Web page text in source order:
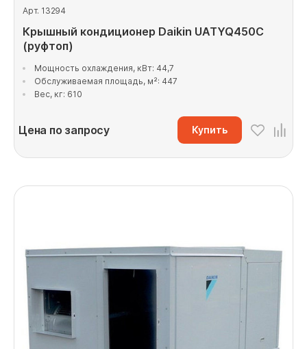
Арт. 13294
Крышный кондиционер Daikin UATYQ450C
(руфтоп)
Мощность охлаждения, кВт: 44,7
Обслуживаемая площадь, м²: 447
Вес, кг: 610
Цена по запросу Купить